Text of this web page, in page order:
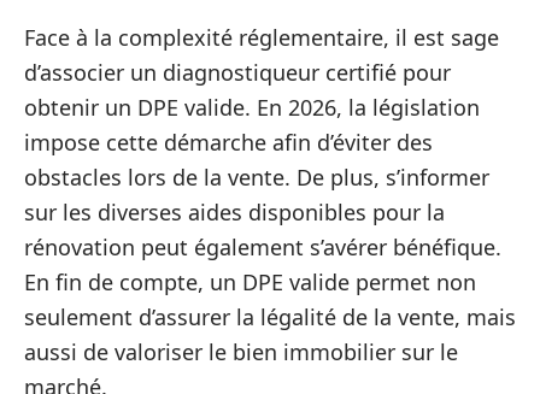
Face à la complexité réglementaire, il est sage
d’associer un diagnostiqueur certifié pour
obtenir un DPE valide. En 2026, la législation
impose cette démarche afin d’éviter des
obstacles lors de la vente. De plus, s’informer
sur les diverses aides disponibles pour la
rénovation peut également s’avérer bénéfique.
En fin de compte, un DPE valide permet non
seulement d’assurer la légalité de la vente, mais
aussi de valoriser le bien immobilier sur le
marché.